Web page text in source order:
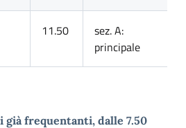
11.50
sez. A:
principale
già frequentanti, dalle 7.50